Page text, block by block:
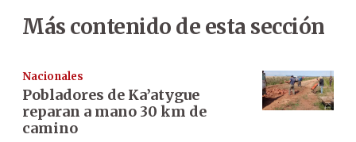
Más contenido de esta sección
Nacionales
Pobladores de Ka’atygue
reparan a mano 30 km de
camino